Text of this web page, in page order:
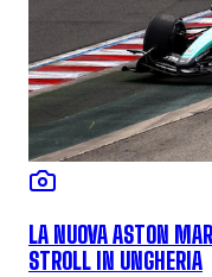
LA NUOVA ASTON
STROLL IN UNGHERIA